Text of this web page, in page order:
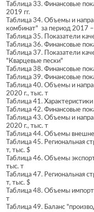
Таблица 33. Финансовые
2019 гг.
Таблица 34. Объемы и
комбинат" за период 2017
Таблица 35. Показатели
Таблица 36. Финансовые
Таблица 37. Показатели
"Кварцевые пески"
Таблица 38. Финансовые
Таблица 39. Финансовые
Таблица 40. Объемы и
2020 г., тыс. т
Таблица 41.
Таблица 42. Финансовые
Таблица 43. Объемы и
2020 г., тыс. т
Таблица 44. Объемы
Таблица 45. Региональная
т, тыс. $
Таблица 46. Объемы
тыс. т
Таблица 47. Региональная
т, тыс. $
Таблица 48. Объемы
т
Таблица 49. Баланс